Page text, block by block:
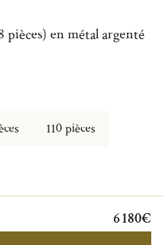
pièces) en métal argenté
110 pièces
6 180€